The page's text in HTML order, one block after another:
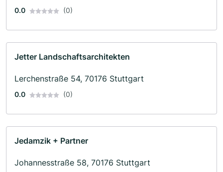
0.0 (0)
Jetter Landschaftsarchitekten
Lerchenstraße 54, 70176 Stuttgart
0.0 (0)
Jedamzik + Partner
Johannesstraße 58, 70176 Stuttgart